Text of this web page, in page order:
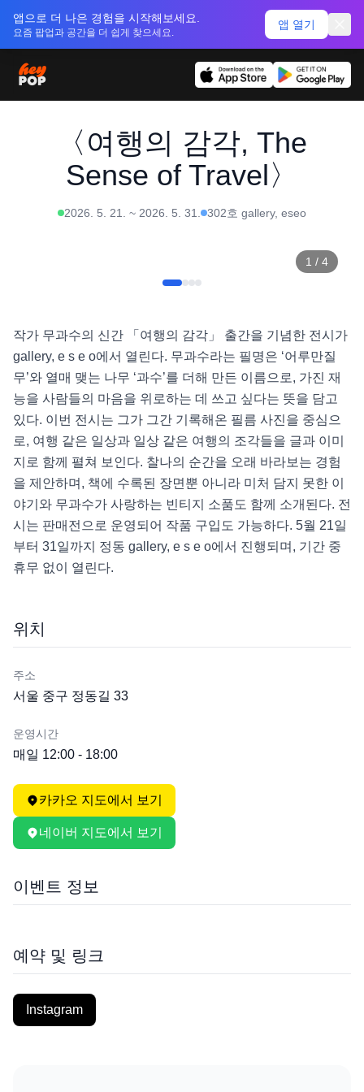
앱으로 더 나은 경험을 시작해보세요.
요즘 팝업과 공간을 더 쉽게 찾으세요.
앱 열기
〈여행의 감각, The
Sense of Travel〉
2026. 5. 21. ~ 2026. 5. 31. 302호 gallery, eseo
1 / 4
작가 무과수의 신간 「여행의 감각」 출간을 기념한 전시가
gallery, e s e o에서 열린다. 무과수라는 필명은 ‘어루만질
무’와 열매 맺는 나무 ‘과수’를 더해 만든 이름으로, 가진 재
능을 사람들의 마음을 위로하는 데 쓰고 싶다는 뜻을 담고
있다. 이번 전시는 그가 그간 기록해온 필름 사진을 중심으
로, 여행 같은 일상과 일상 같은 여행의 조각들을 글과 이미
지로 함께 펼쳐 보인다. 찰나의 순간을 오래 바라보는 경험
을 제안하며, 책에 수록된 장면뿐 아니라 미처 담지 못한 이
야기와 무과수가 사랑하는 빈티지 소품도 함께 소개된다. 전
시는 판매전으로 운영되어 작품 구입도 가능하다. 5월 21일
부터 31일까지 정동 gallery, e s e o에서 진행되며, 기간 중
휴무 없이 열린다.
위치
주소
서울 중구 정동길 33
운영시간
매일 12:00 - 18:00
카카오 지도에서 보기
네이버 지도에서 보기
이벤트 정보
예약 및 링크
Instagram